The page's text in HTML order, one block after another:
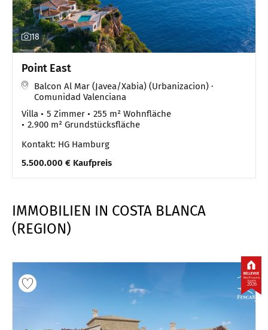
18
Point East
Balcon Al Mar (Javea/Xabia) (Urbanizacion) ·
Comunidad Valenciana
Villa
5 Zimmer
255 m² Wohnfläche
2.900 m² Grundstücksfläche
Kontakt: HG Hamburg
5.500.000 € Kaufpreis
IMMOBILIEN IN COSTA BLANCA
(REGION)
2026
Best Property
Agents